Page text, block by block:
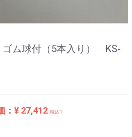
ゴム球付（5本入り） KS-
：¥ 27,412 税込1